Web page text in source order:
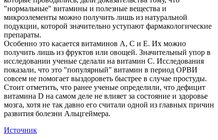
"нормальные" витамины и полезные вещества и
микроэлементы можно получить лишь из натуральной
подукции, которой значительно уступают фармакологические
препараты.
Особенно это касается витаминов A, C и E. Их можно
получить лишь из фруктов или овощей. Значительный упор в
исследовании ученые сделали на витамин С. Исследования
показали, что это "популярный" витамин в период ОРВИ
совсем не помогает выздороветь быстрее в случае простуды.​
Стоит отметить, что ранее ученые определили, что дефицит
витамина D на самом деле не влияет за состояние и здоровье
мозга, хотя не так давно его считали одной из главных причин
развития болезни Альцгеймера.
Источник